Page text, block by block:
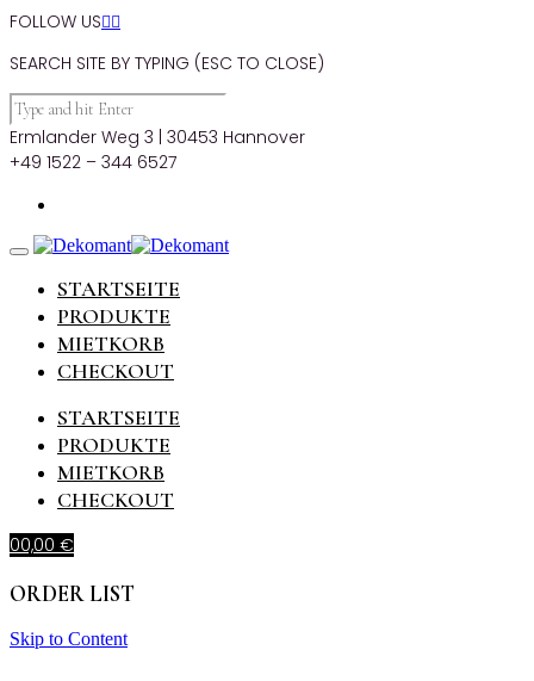
FOLLOW US
SEARCH SITE BY TYPING (ESC TO CLOSE)
Ermlander Weg 3 | 30453 Hannover
+49 1522 – 344 6527
STARTSEITE
PRODUKTE
MIETKORB
CHECKOUT
STARTSEITE
PRODUKTE
MIETKORB
CHECKOUT
00,00 €
ORDER LIST
Skip to Content